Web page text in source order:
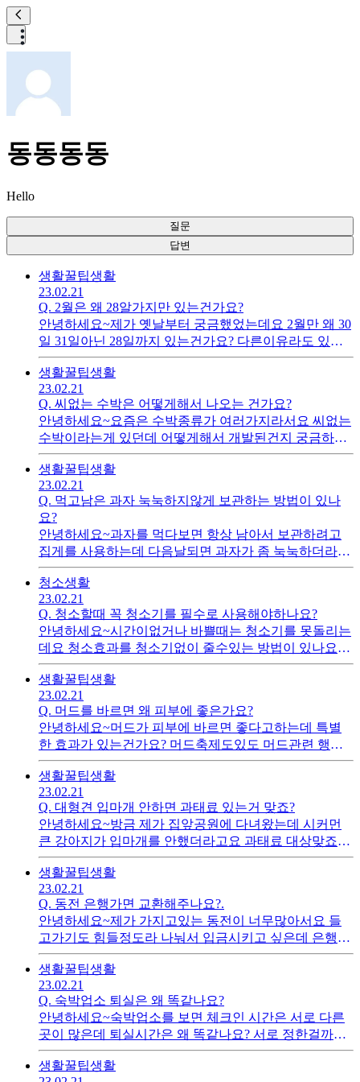
동동동동
Hello
질문
답변
생활꿀팁생활
23.02.21
Q. 2월은 왜 28알가지만 있는건가요?
안녕하세요~제가 옛날부터 궁금했었는데요 2월만 왜 30
일 31일아닌 28일까지 있는건가요? 다른이유라도 있는
건가요??
생활꿀팁생활
23.02.21
Q. 씨없는 수박은 어떻게해서 나오는 건가요?
안녕하세요~요즘은 수박종류가 여러가지라서요 씨없는
수박이라는게 있던데 어떻게해서 개발된건지 궁금하네
요 아시는분이 계실지 모르겠네요
생활꿀팁생활
23.02.21
Q. 먹고남은 과자 눅눅하지않게 보관하는 방법이 있나
요?
안녕하세요~과자를 먹다보면 항상 남아서 보관하려고
집게를 사용하는데 다음날되면 과자가 좀 눅눅하더라고
요 눅눅하지않게 보관할수 있는방법이 있나요?
청소생활
23.02.21
Q. 청소할때 꼭 청소기를 필수로 사용해야하나요?
안녕하세요~시간이없거나 바쁠때는 청소기를 못돌리는
데요 청소효과를 청소기없이 줄수있는 방법이 있나요?
궁금하네요...
생활꿀팁생활
23.02.21
Q. 머드를 바르면 왜 피부에 좋은가요?
안녕하세요~머드가 피부에 바르면 좋다고하는데 특별
한 효과가 있는건가요? 머드축제도있도 머드관련 행사
들고 많더라고요.. 어떻게해서 좋은건지 궁금하네요
생활꿀팁생활
23.02.21
Q. 대형견 입마개 안하면 과태료 있는거 맞죠?
안녕하세요~방금 제가 집앞공원에 다녀왔는데 시커먼
큰 강아지가 입마개를 안했더라고요 과태료 대상맞죠?
너무 강아지가 커서 놀랬네요
생활꿀팁생활
23.02.21
Q. 동전 은행가면 교환해주나요?.
안녕하세요~제가 가지고있는 동전이 너무많아서요 들
고가기도 힘들정도라 나눠서 입금시키고 싶은데 은행에
서 많은 동전도 처리해주시나요? 동전별로 구분해서 가
야하나요?
생활꿀팁생활
23.02.21
Q. 숙박업소 퇴실은 왜 똑같나요?
안녕하세요~숙박업소를 보면 체크인 시간은 서로 다른
곳이 많은데 퇴실시간은 왜 똑같나요? 서로 정한걸까요?
보통 아침11시더라고요...
생활꿀팁생활